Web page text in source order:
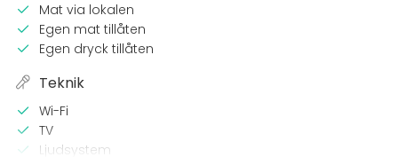
Mat via lokalen
Egen mat tillåten
Egen dryck tillåten
Teknik
Wi-Fi
TV
Ljudsystem